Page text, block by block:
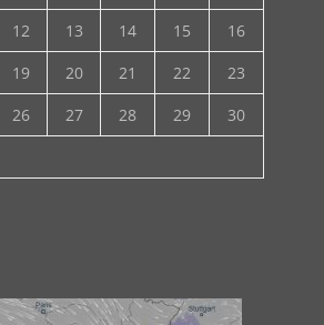
12 13 14 15
16
19 20 21 22
23
26 27 28 29
30